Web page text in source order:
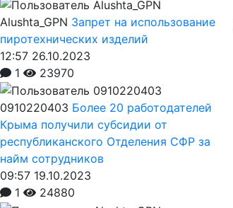
Alushta_GPN Запрет на использование
пиротехнических изделий
12:57 26.10.2023
1
23970
0910220403 Более 20 работодателей
Крыма получили субсидии от
республиканского Отделения СФР за
найм сотрудников
09:57 19.10.2023
1
24880